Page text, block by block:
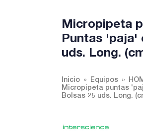
Micropipeta
Puntas 'paja'
uds. Long.
Inicio Equipos
Micropipeta puntas
Bolsas 25 uds. Long.